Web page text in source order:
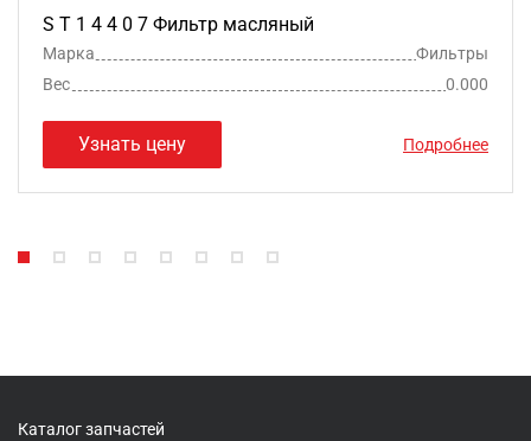
S T 1 4 4 0 7 Фильтр масляный
Марка
Фильтры
Вес
0.000
Узнать цену Подробнее
Каталог запчастей